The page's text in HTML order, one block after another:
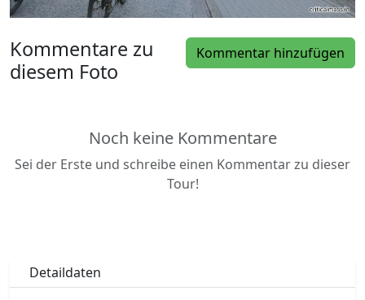
Kommentar hinzufügen
Kommentare zu
diesem Foto
Noch keine Kommentare
Sei der Erste und schreibe einen Kommentar zu dieser
Tour!
Detaildaten